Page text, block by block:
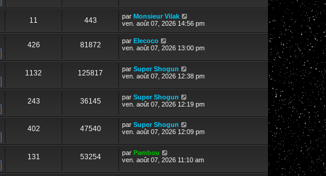
11 443 par Monsieur Vilak
ven. août 07, 2026 14:56 pm
426 81872 par Elecoco
ven. août 07, 2026 13:00 pm
1132 125817 par Super Shogun
ven. août 07, 2026 12:38 pm
243 36145 par Super Shogun
ven. août 07, 2026 12:19 pm
402 47540 par Super Shogun
ven. août 07, 2026 12:09 pm
131 53254 par Pambou
ven. août 07, 2026 11:10 am